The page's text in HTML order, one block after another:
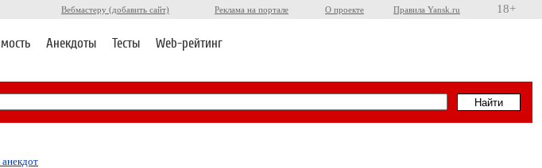
Вебмастеру (добавить сайт) Реклама на портале О проекте Правила Yansk.ru 18+
Анекдоты Тесты Web-рейтинг